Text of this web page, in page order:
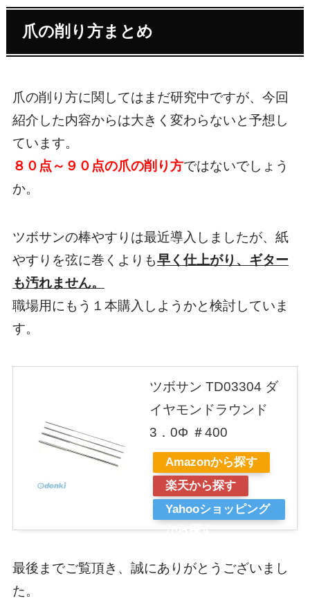
爪の削り方まとめ
爪の削り方に関してはまだ研究中ですが、今回
紹介した内容からは大きく変わらないと予想し
ています。
８０点～９０点の爪の削り方ではないでしょう
か。
ツボサンの棒やすりは最近導入しましたが、紙
やすりを弦に巻くよりも早く仕上がり、ギター
も汚れません。
職場用にもう１本購入しようかと検討していま
す。
ツボサン TD03304 ダ
イヤモンドラウンド
3．0Φ ＃400
Amazonから探す
楽天から探す
Yahooショッピング
から探す
最後までご覧頂き、誠にありがとうございまし
た。